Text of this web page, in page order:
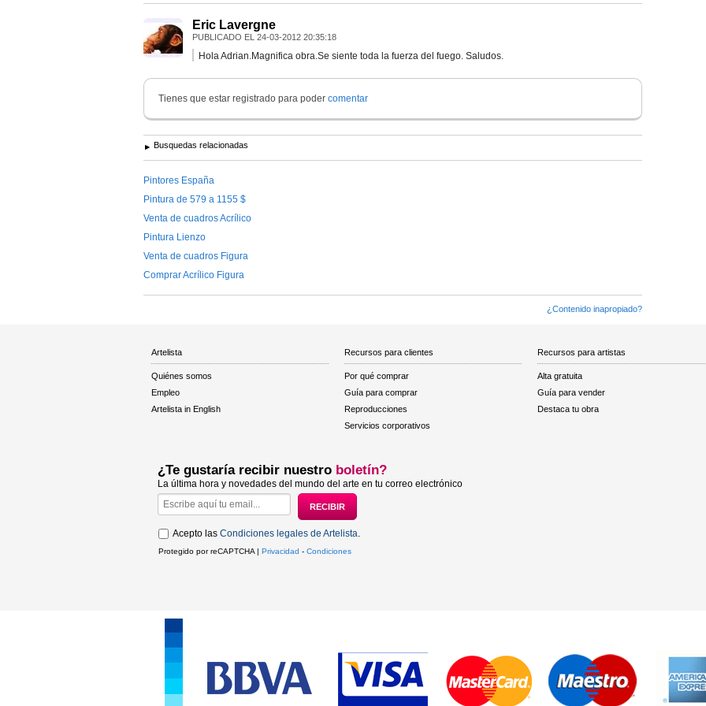
Eric Lavergne
PUBLICADO EL 24-03-2012 20:35:18
Hola Adrian.Magnifica obra.Se siente toda la fuerza del fuego. Saludos.
Tienes que estar registrado para poder comentar
Busquedas relacionadas
Pintores España
Pintura de 579 a 1155 $
Venta de cuadros Acrílico
Pintura Lienzo
Venta de cuadros Figura
Comprar Acrílico Figura
¿Contenido inapropiado?
Artelista
Quiénes somos
Empleo
Artelista in English
Recursos para clientes
Por qué comprar
Guía para comprar
Reproducciones
Servicios corporativos
Recursos para artistas
Alta gratuita
Guía para vender
Destaca tu obra
¿Te gustaría recibir nuestro boletín?
La última hora y novedades del mundo del arte en tu correo electrónico
Acepto las Condiciones legales de Artelista
Protegido por reCAPTCHA | Privacidad - Condiciones